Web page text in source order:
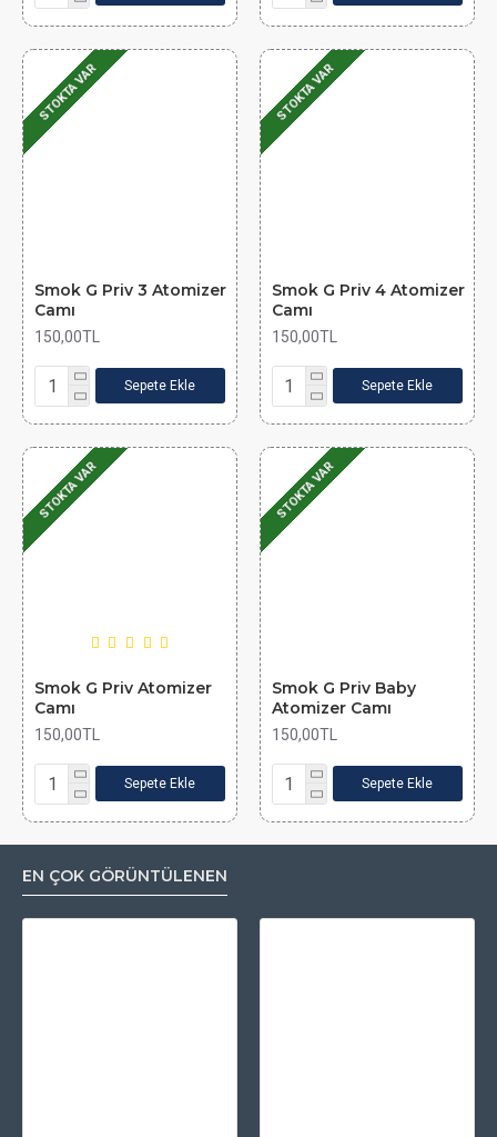
STOKTA VAR
Smok G Priv 3 Atomizer
Camı
150,00TL
Sepete Ekle
STOKTA VAR
Smok G Priv 4 Atomizer
Camı
150,00TL
Sepete Ekle
STOKTA VAR
Smok G Priv Atomizer
Camı
150,00TL
Sepete Ekle
STOKTA VAR
Smok G Priv Baby
Atomizer Camı
150,00TL
Sepete Ekle
EN ÇOK GÖRÜNTÜLENEN